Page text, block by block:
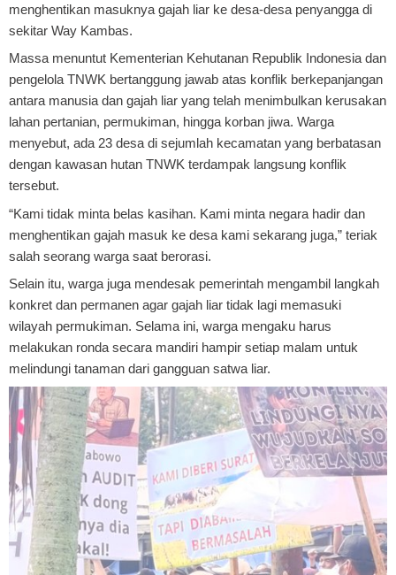
menghentikan masuknya gajah liar ke desa-desa penyangga di
sekitar Way Kambas.
Massa menuntut Kementerian Kehutanan Republik Indonesia dan
pengelola TNWK bertanggung jawab atas konflik berkepanjangan
antara manusia dan gajah liar yang telah menimbulkan kerusakan
lahan pertanian, permukiman, hingga korban jiwa. Warga
menyebut, ada 23 desa di sejumlah kecamatan yang berbatasan
dengan kawasan hutan TNWK terdampak langsung konflik
tersebut.
“Kami tidak minta belas kasihan. Kami minta negara hadir dan
menghentikan gajah masuk ke desa kami sekarang juga,” teriak
salah seorang warga saat berorasi.
Selain itu, warga juga mendesak pemerintah mengambil langkah
konkret dan permanen agar gajah liar tidak lagi memasuki
wilayah permukiman. Selama ini, warga mengaku harus
melakukan ronda secara mandiri hampir setiap malam untuk
melindungi tanaman dari gangguan satwa liar.